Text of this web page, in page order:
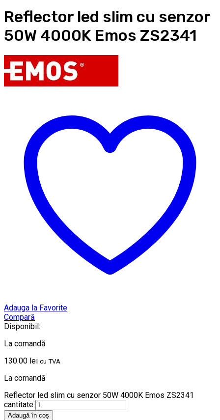
Reflector led slim cu senzor
50W 4000K Emos ZS2341
Adauga la Favorite
Compară
Disponibil:
La comandă
130.00 lei cu TVA
La comandă
Reflector led slim cu senzor 50W 4000K Emos ZS2341
cantitate
Adaugă în coș